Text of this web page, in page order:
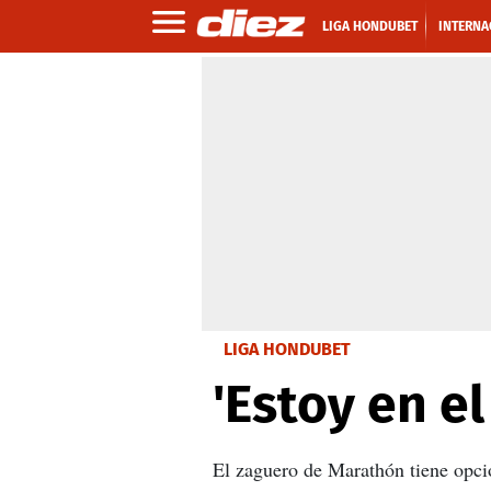
LIGA HONDUBET
LIGA HONDUBET
'Estoy en
El zaguero de Marathón tiene